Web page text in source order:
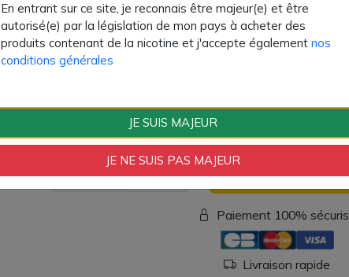
1x Airstick Pro 500mAh kit rechargeable
1x cartouche Airstick Pro 1.0 ohm
1x câble USB-C
1x manuel d'utilisation
10,10 €
Quantité AJOUTER À
Paiement 100%
Livraison rapide
En entrant sur ce site, je reconnais être majeur(e) et être
autorisé(e) par la législation de mon pays à acheter des
produits contenant de la nicotine et j'accepte également nos
conditions générales
JE SUIS MAJEUR
JE NE SUIS PAS MAJEUR